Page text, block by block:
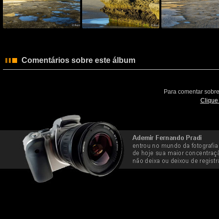
Comentários sobre este álbum
Para comentar
Clique